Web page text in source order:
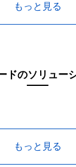
もっと見る
ドのソリュー
もっと見る